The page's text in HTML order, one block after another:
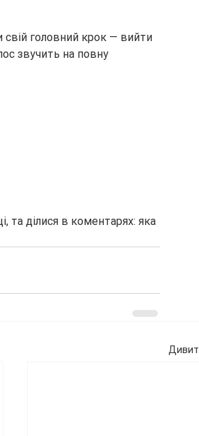
головний крок — вийти
звучить на повну
та ділися в коментарях: яка